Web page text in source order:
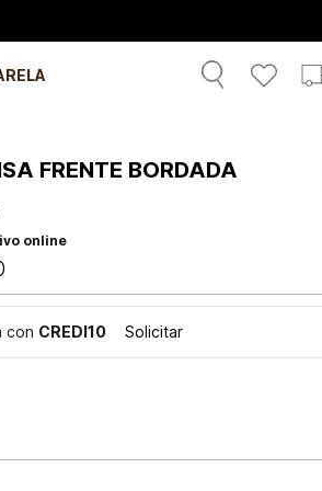
FRENTE BORDADA
online
con CREDI10 Solicitar